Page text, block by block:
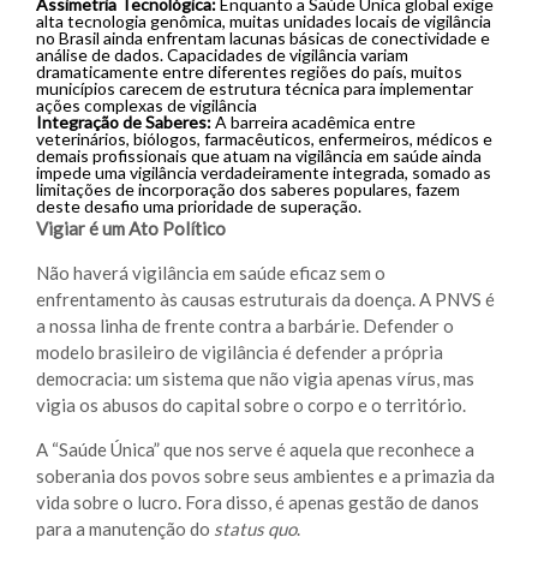
Assimetria Tecnológica: Enquanto a Saúde Única global exige
alta tecnologia genômica, muitas unidades locais de vigilância
no Brasil ainda enfrentam lacunas básicas de conectividade e
análise de dados. Capacidades de vigilância variam
dramaticamente entre diferentes regiões do país, muitos
municípios carecem de estrutura técnica para implementar
ações complexas de vigilância
Integração de Saberes:A barreira acadêmica entre
veterinários, biólogos, farmacêuticos, enfermeiros, médicos e
demais profissionais que atuam na vigilância em saúde ainda
impede uma vigilância verdadeiramente integrada, somado as
limitações de incorporação dos saberes populares, fazem
deste desafio uma prioridade de superação.
Vigiar é um Ato Político
Não haverá vigilância em saúde eficaz sem o
enfrentamento às causas estruturais da doença. A PNVS é
a nossa linha de frente contra a barbárie. Defender o
modelo brasileiro de vigilância é defender a própria
democracia: um sistema que não vigia apenas vírus, mas
vigia os abusos do capital sobre o corpo e o território.
A “Saúde Única” que nos serve é aquela que reconhece a
soberania dos povos sobre seus ambientes e a primazia da
vida sobre o lucro. Fora disso, é apenas gestão de danos
para a manutenção do status quo.